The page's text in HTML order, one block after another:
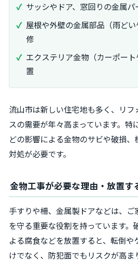
サッシやドア、窓回りの金属パ
屋根や外壁の金属部品（雨ど
修
エクステリア金物（カーポー
置
流山市は新しい住宅地も多く、リ
スの需要が年々高まっています。特
どの影響による金物のサビや破損
対処が必要です。
金物工事が必要な理由・放置す
手すりや柵、金属製ドアなどは、
を守る重要な役割を持っています。
よる腐食などを放置すると、転倒や
けでなく、防犯面でもリスクが高ま